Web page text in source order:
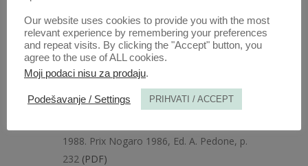
Anali 1988 | Vol 36 | 5
Radovi ovog autora u ovoj svesci
S. Jovanović, RESTRICTION DES
COMPETENCES DISCRTTIONNAIRES DES
1988. Prix Nogaro 1986, Ed. A. Pedone, p.
232 (PDF)
Our website uses cookies to provide you with the most
relevant experience by remembering your preferences
and repeat visits. By clicking the "Accept" button, you
agree to the use of ALL cookies.
Moji podaci nisu za prodaju.
Podešavanje / Settings PRIHVATI / ACCEPT